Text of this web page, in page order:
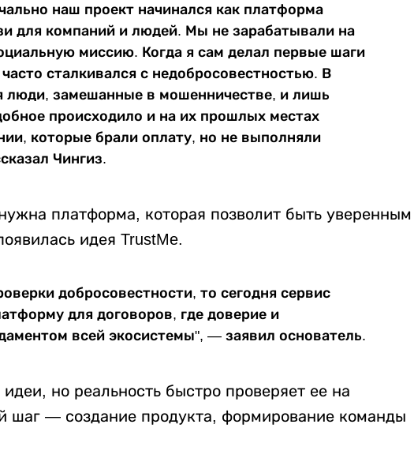
наш проект начинался как платформа
для компаний и людей. Мы не зарабатывали на
миссию. Когда я сам делал первые шаги
сталкивался с недобросовестностью. В
люди, замешанные в мошенничестве, и лишь
происходило и на их прошлых местах
которые брали оплату, но не выполняли
Чингиз.
платформа, которая позволит быть уверенным
идея TrustMe.
добросовестности, то сегодня сервис
для договоров, где доверие и
всей экосистемы", — заявил основатель.
но реальность быстро проверяет ее на
шаг — создание продукта, формирование команды